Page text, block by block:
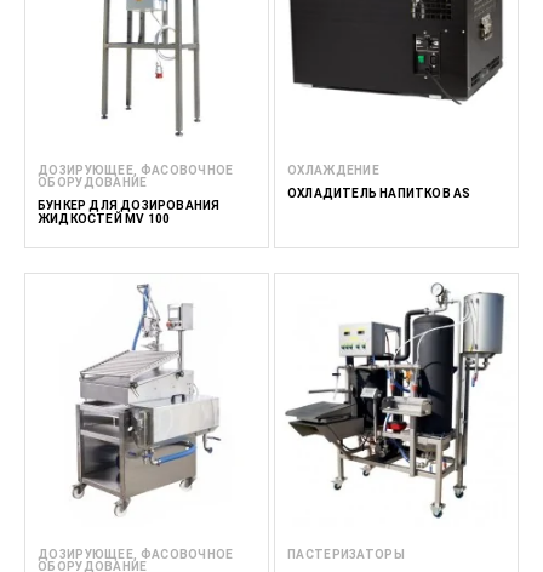
ДОЗИРУЮЩЕЕ, ФАСОВОЧНОЕ
ОБОРУДОВАНИЕ
БУНКЕР ДЛЯ ДОЗИРОВАНИЯ
ЖИДКОСТЕЙ MV 100
ОХЛАЖДЕНИЕ
ОХЛАДИТЕЛЬ НАПИТКОВ AS
ДОЗИРУЮЩЕЕ, ФАСОВОЧНОЕ
ОБОРУДОВАНИЕ
ПАСТЕРИЗАТОРЫ